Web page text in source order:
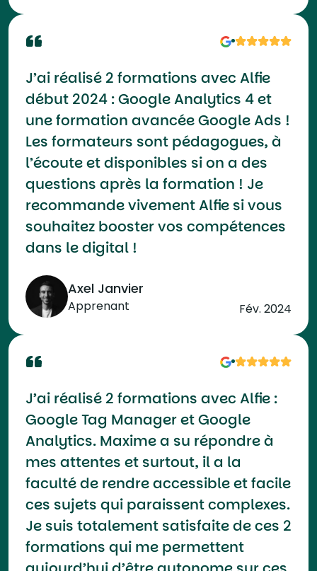
J’ai réalisé 2 formations avec Alfie
début 2024 : Google Analytics 4 et
une formation avancée Google Ads !
Les formateurs sont pédagogues, à
l’écoute et disponibles si on a des
questions après la formation ! Je
recommande vivement Alfie si vous
souhaitez booster vos compétences
dans le digital !
Axel Janvier
Apprenant Fév. 2024
J’ai réalisé 2 formations avec Alfie :
Google Tag Manager et Google
Analytics. Maxime a su répondre à
mes attentes et surtout, il a la
faculté de rendre accessible et facile
ces sujets qui paraissent complexes.
Je suis totalement satisfaite de ces 2
formations qui me permettent